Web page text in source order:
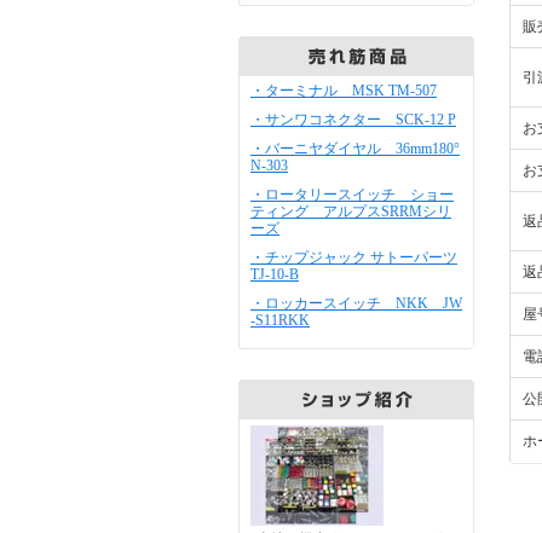
・ターミナル MSK TM-507
・サンワコネクター SCK-12 P
・バーニヤダイヤル 36mm180°
N-303
・ロータリースイッチ ショー
ティング アルプスSRRMシリ
ーズ
・チップジャック サトーパーツ
TJ-10-B
・ロッカースイッチ NKK JW
-S11RKK
販
引
お
お
返
返
屋
電
公
ホ